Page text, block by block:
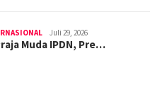
Juli 29, 2026
Muda IPDN, Pre…